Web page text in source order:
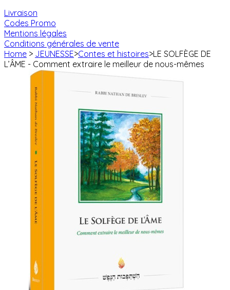
Livraison
Codes Promo
Mentions légales
Conditions générales de vente
Home > JEUNESSE>Contes et histoires>LE SOLFÈGE DE
L’ÂME - Comment extraire le meilleur de nous-mêmes